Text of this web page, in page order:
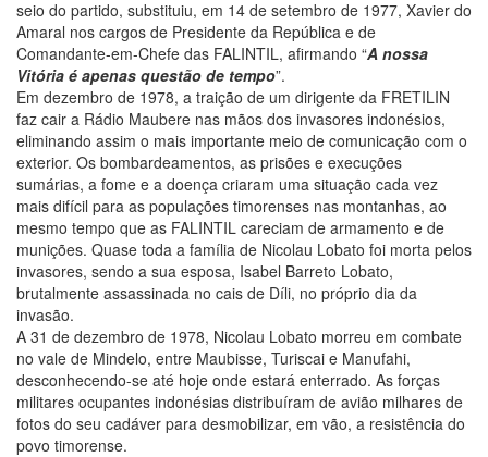
seio do partido, substituiu, em 14 de setembro de 1977, Xavier do
Amaral nos cargos de Presidente da República e de
Comandante-em-Chefe das FALINTIL, afirmando “A nossa
Vitória é apenas questão de tempo”.
Em dezembro de 1978, a traição de um dirigente da FRETILIN
faz cair a Rádio Maubere nas mãos dos invasores indonésios,
eliminando assim o mais importante meio de comunicação com o
exterior. Os bombardeamentos, as prisões e execuções
sumárias, a fome e a doença criaram uma situação cada vez
mais difícil para as populações timorenses nas montanhas, ao
mesmo tempo que as FALINTIL careciam de armamento e de
munições. Quase toda a família de Nicolau Lobato foi morta pelos
invasores, sendo a sua esposa, Isabel Barreto Lobato,
brutalmente assassinada no cais de Díli, no próprio dia da
invasão.
A 31 de dezembro de 1978, Nicolau Lobato morreu em combate
no vale de Mindelo, entre Maubisse, Turiscai e Manufahi,
desconhecendo-se até hoje onde estará enterrado. As forças
militares ocupantes indonésias distribuíram de avião milhares de
fotos do seu cadáver para desmobilizar, em vão, a resistência do
povo timorense.